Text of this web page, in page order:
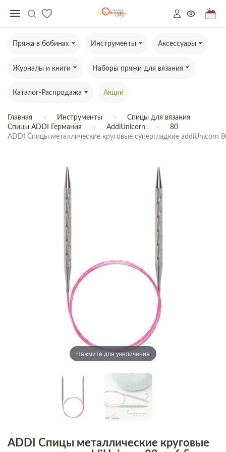
Пряжа в бобинах Инструменты Аксессуары
Журналы и книги Наборы пряжи для вязания
Каталог-Распродажа Акции
Главная Инструменты
Спицы для вязания
Спицы ADDI Германия
AddiUnicorn
80
ADDI Спицы металлические круговые супергладкие addiUnicorn
Нажмите для увеличения
ADDI Спицы металлические круговые